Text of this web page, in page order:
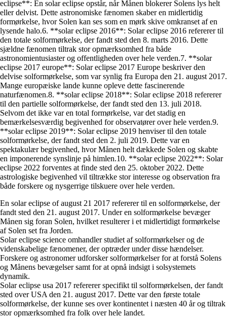
eclipse**: En solar eclipse opstår, når Månen blokerer Solens lys helt
eller delvist. Dette astronomiske fænomen skaber en midlertidig
formørkelse, hvor Solen kan ses som en mørk skive omkranset af en
lysende halo.6. **solar eclipse 2016**: Solar eclipse 2016 refererer til
den totale solformørkelse, der fandt sted den 8. marts 2016. Dette
sjældne fænomen tiltrak stor opmærksomhed fra både
astronomientusiaster og offentligheden over hele verden.7. **solar
eclipse 2017 europe**: Solar eclipse 2017 Europe beskriver den
delvise solformørkelse, som var synlig fra Europa den 21. august 2017.
Mange europæiske lande kunne opleve dette fascinerende
naturfænomen.8. **solar eclipse 2018**: Solar eclipse 2018 refererer
til den partielle solformørkelse, der fandt sted den 13. juli 2018.
Selvom det ikke var en total formørkelse, var det stadig en
bemærkelsesværdig begivenhed for observatører over hele verden.9.
**solar eclipse 2019**: Solar eclipse 2019 henviser til den totale
solformørkelse, der fandt sted den 2. juli 2019. Dette var en
spektakulær begivenhed, hvor Månen helt dækkede Solen og skabte
en imponerende synslinje på himlen.10. **solar eclipse 2022**: Solar
eclipse 2022 forventes at finde sted den 25. oktober 2022. Dette
astrologiske begivenhed vil tiltrække stor interesse og observation fra
både forskere og nysgerrige tilskuere over hele verden.
En solar eclipse of august 21 2017 refererer til en solformørkelse, der
fandt sted den 21. august 2017. Under en solformørkelse bevæger
Månen sig foran Solen, hvilket resulterer i et midlertidigt formørkelse
af Solen set fra Jorden.
Solar eclipse science omhandler studiet af solformørkelser og de
videnskabelige fænomener, der optræder under disse hændelser.
Forskere og astronomer udforsker solformørkelser for at forstå Solens
og Månens bevægelser samt for at opnå indsigt i solsystemets
dynamik.
Solar eclipse usa 2017 refererer specifikt til solformørkelsen, der fandt
sted over USA den 21. august 2017. Dette var den første totale
solformørkelse, der kunne ses over kontinentet i næsten 40 år og tiltrak
stor opmærksomhed fra folk over hele landet.